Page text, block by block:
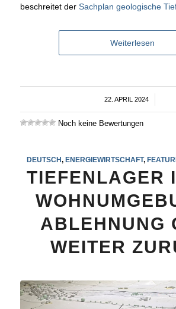
beschreitet der Sachplan geologische
Weiterlesen
22. APRIL 2024
/
Noch keine Bewertungen
DEUTSCH, ENERGIEWIRTSCHAFT,
TIEFENLAGER
ABLEHNUNG
WEITER